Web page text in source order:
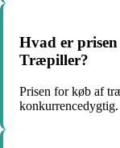
Hvad er
Træpiller?
Prisen for køb af
konkurrencedygtig.